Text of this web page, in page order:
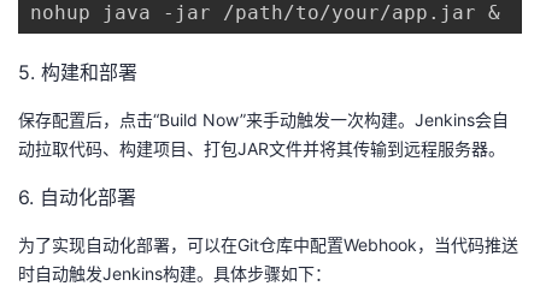
nohup java -jar /path/to/your/app.jar &
5. 构建和部署
保存配置后，点击“Build Now”来手动触发一次构建。Jenkins会自
动拉取代码、构建项目、打包JAR文件并将其传输到远程服务器。
6. 自动化部署
为了实现自动化部署，可以在Git仓库中配置Webhook，当代码推送
时自动触发Jenkins构建。具体步骤如下：